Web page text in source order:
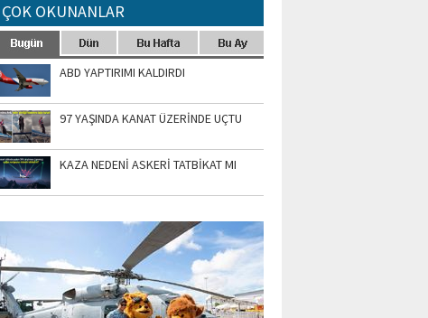
ÇOK OKUNANLAR
ABD YAPTIRIMI KALDIRDI
97 YAŞINDA KANAT ÜZERİNDE UÇTU
KAZA NEDENİ ASKERİ TATBİKAT MI
SİNGAPUR AIRSHOW-2020